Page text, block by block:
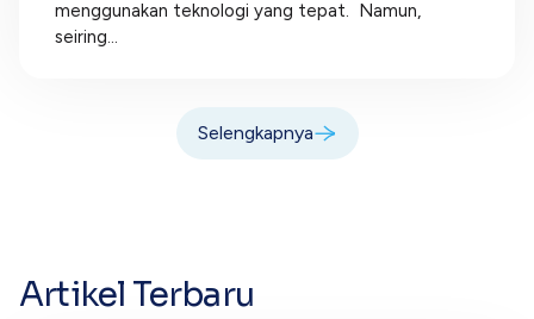
menggunakan teknologi yang tepat. Namun,
seiring...
Selengkapnya
Artikel Terbaru